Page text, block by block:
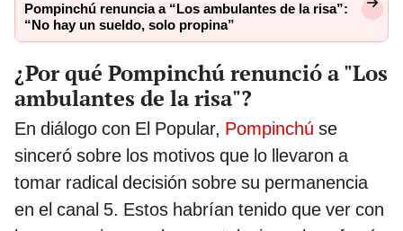
Pompinchú renuncia a “Los ambulantes de la risa”:
“No hay un sueldo, solo propina”
¿Por qué Pompinchú renunció a "Los
ambulantes de la risa"?
En diálogo con El Popular, Pompinchú se
sinceró sobre los motivos que lo llevaron a
tomar radical decisión sobre su permanencia
en el canal 5. Estos habrían tenido que ver con